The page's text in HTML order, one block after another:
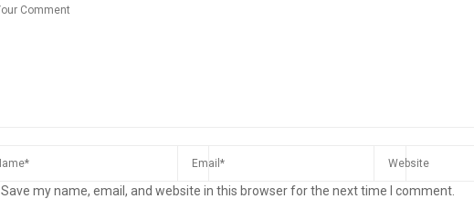
Save my name, email, and website in this browser for the next time I comment.